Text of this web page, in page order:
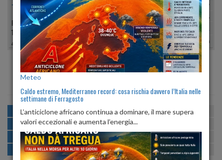
TERENTO
PROVINCIA DI:BOLZANO
1210 METRI S.L.M.
46º 49′ 53″ N 11º 46′ 52″ E
Min:20°| Max:22°
Umidità64% -74%
vento debole
Pioggia:0 mm 0 mm
ALBA TRAMONTO
MATTINA min: 15º max:19º U:80%
POMERIGGIO min:20º max:22º
SERA min:17º max:22º U:71%-
NOTTE min:14º max:16º
Meteo
Caldo estremo, Mediterraneo record: cosa rischia davvero l’Italia nelle
settimane di Ferragosto
L’anticiclone africano continua a dominare, il mare supera
valori eccezionali e aumenta l’energia...